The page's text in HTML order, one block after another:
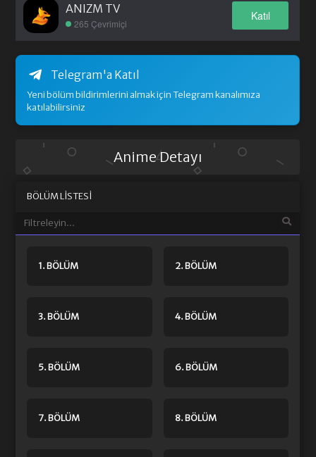
ANIZM TV
265 Çevrimiçi
Katıl
Telegram'a Katıl
Yeni bölüm bildirimlerini almak için Telegram kanalımıza
katılabilirsiniz
Anime Detayı
BÖLÜM LISTESI
1. BÖLÜM 2. BÖLÜM
3. BÖLÜM 4. BÖLÜM
5. BÖLÜM 6. BÖLÜM
7. BÖLÜM 8. BÖLÜM